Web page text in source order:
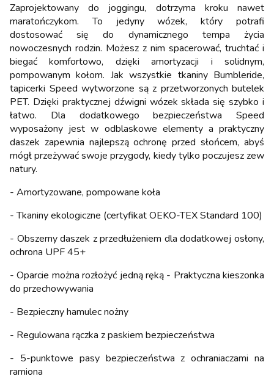
Zaprojektowany do joggingu, dotrzyma kroku nawet
maratończykom. To jedyny wózek, który potrafi
dostosować się do dynamicznego tempa życia
nowoczesnych rodzin. Możesz z nim spacerować, truchtać i
biegać komfortowo, dzięki amortyzacji i solidnym,
pompowanym kołom. Jak wszystkie tkaniny Bumbleride,
tapicerki Speed wytworzone są z przetworzonych butelek
PET. Dzięki praktycznej dźwigni wózek składa się szybko i
łatwo. Dla dodatkowego bezpieczeństwa Speed
wyposażony jest w odblaskowe elementy a praktyczny
daszek zapewnia najlepszą ochronę przed słońcem, abyś
mógł przeżywać swoje przygody, kiedy tylko poczujesz zew
natury.
- Amortyzowane, pompowane koła
- Tkaniny ekologiczne (certyfikat OEKO-TEX Standard 100)
- Obszerny daszek z przedłużeniem dla dodatkowej osłony,
ochrona UPF 45+
- Oparcie można rozłożyć jedną ręką - Praktyczna kieszonka
do przechowywania
- Bezpieczny hamulec nożny
- Regulowana rączka z paskiem bezpieczeństwa
- 5-punktowe pasy bezpieczeństwa z ochraniaczami na
ramiona